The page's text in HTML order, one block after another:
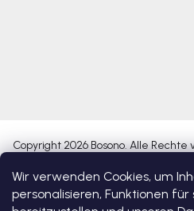
Wir verwenden Cookies, um
personalisieren, Funktionen für
Erstellt von Shoptet Premium
Copyright 2026Bosono. Alle Rechte